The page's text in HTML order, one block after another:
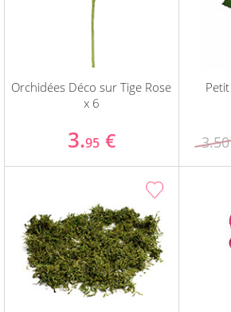
Orchidées Déco sur Tige Rose
x 6
3.95 €